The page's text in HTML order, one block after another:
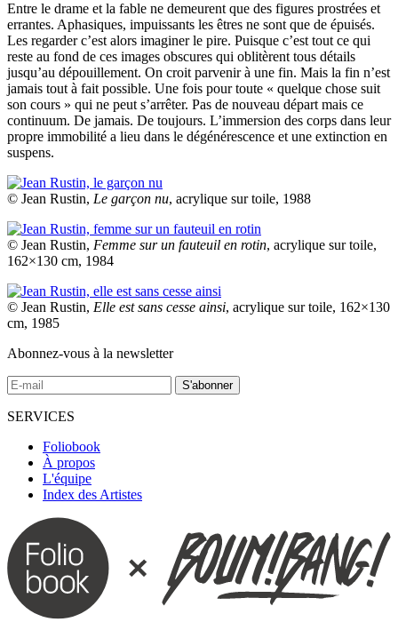
Entre le drame et la fable ne demeurent que des figures prostrées et
errantes. Aphasiques, impuissants les êtres ne sont que de épuisés.
Les regarder c’est alors imaginer le pire. Puisque c’est tout ce qui
reste au fond de ces images obscures qui oblitèrent tous détails
jusqu’au dépouillement. On croit parvenir à une fin. Mais la fin n’est
jamais tout à fait possible. Une fois pour toute « quelque chose suit
son cours » qui ne peut s’arrêter. Pas de nouveau départ mais ce
continuum. De jamais. De toujours. L’immersion des corps dans leur
propre immobilité a lieu dans le dégénérescence et une extinction en
suspens.
© Jean Rustin, Le garçon nu, acrylique sur toile, 1988
© Jean Rustin, Femme sur un fauteuil en rotin, acrylique sur toile,
162×130 cm, 1984
© Jean Rustin, Elle est sans cesse ainsi, acrylique sur toile, 162×130
cm, 1985
Abonnez-vous à la newsletter
SERVICES
Foliobook
À propos
L'équipe
Index des Artistes